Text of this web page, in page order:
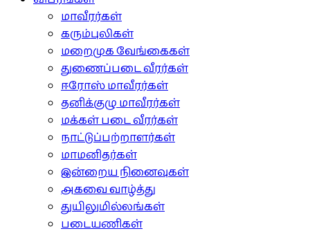
மாவீரர்கள்
கரும்புலிகள்
மறைமுக வேங்கைகள்
துணைப்படை வீரர்கள்
ஈரோஸ் மாவீரர்கள்
தனிக்குழு மாவீரர்கள்
மக்கள் படை வீரர்கள்
நாட்டுப்பற்றாளர்கள்
மாமனிதர்கள்
இன்றைய நினைவுகள்
அகவை வாழ்த்து
துயிலுமில்லங்கள்
படையணிகள்